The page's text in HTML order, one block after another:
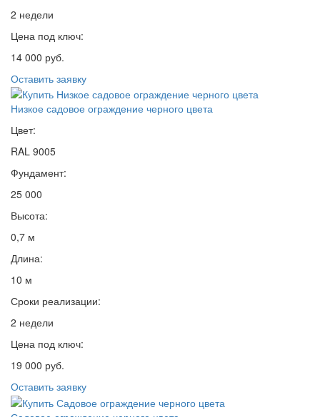
2 недели
Цена под ключ:
14 000 руб.
Оставить заявку
Низкое садовое ограждение черного цвета
Цвет:
RAL 9005
Фундамент:
25 000
Высота:
0,7 м
Длина:
10 м
Сроки реализации:
2 недели
Цена под ключ:
19 000 руб.
Оставить заявку